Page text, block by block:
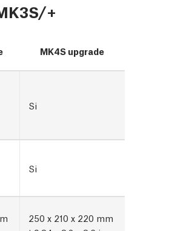
+
MK4S upgrade
Si
Si
250 x 210 x 220 mm